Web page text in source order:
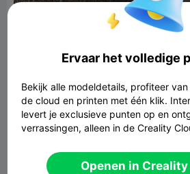
Ervaar het volledige
Bekijk alle modeldetails, profiteer
de cloud en printen met één klik.
levert je exclusieve punten op en
verrassingen, alleen in de Creality
Openen in